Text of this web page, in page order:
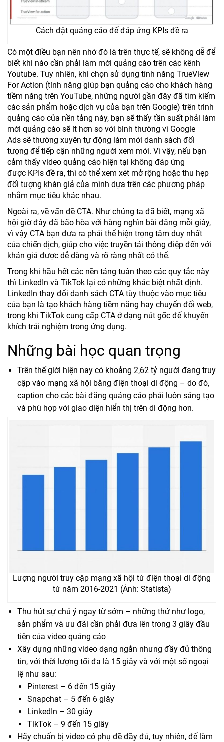
Cách đặt quảng cáo để đáp ứng KPIs đề ra
Có một điều bạn nên nhớ đó là trên thực tế, sẽ không dễ để
biết khi nào cần phải làm mới quảng cáo trên các kênh
Youtube. Tuy nhiên, khi chọn sử dụng tính năng TrueView
For Action (tính năng giúp bạn quảng cáo cho khách hàng
tiềm năng trên YouTube, những người gần đây đã tìm kiếm
các sản phẩm hoặc dịch vụ của bạn trên Google) trên trình
quảng cáo của nền tảng này, bạn sẽ thấy tần suất phải làm
mới quảng cáo sẽ ít hơn so với bình thường vì Google
Ads sẽ thường xuyên tự động làm mới danh sách đối
tượng để tiếp cận những người xem mới. Vì vậy, nếu bạn
cảm thấy video quảng cáo hiện tại không đáp ứng
được KPIs đề ra, thì có thể xem xét mở rộng hoặc thu hẹp
đối tượng khán giả của mình dựa trên các phương pháp
nhắm mục tiêu khác nhau.
Ngoài ra, về vấn đề CTA. Như chúng ta đã biết, mạng xã
hội giờ đây đã bão hòa với hàng nghìn bài đăng mỗi giây,
vì vậy CTA bạn đưa ra phải thể hiện trọng tâm duy nhất
của chiến dịch, giúp cho việc truyền tải thông điệp đến với
khán giả được dễ dàng và rõ ràng nhất có thể.
Trong khi hầu hết các nền tảng tuân theo các quy tắc này
thì LinkedIn và TikTok lại có những khác biệt nhất định.
LinkedIn thay đổi danh sách CTA tùy thuộc vào mục tiêu
của bạn là tạo khách hàng tiềm năng hay chuyển đổi web,
trong khi TikTok cung cấp CTA ở dạng nút gốc để khuyến
khích trải nghiệm trong ứng dụng.
Những bài học quan trọng
Trên thế giới hiện nay có khoảng 2,62 tỷ người đang truy
cập vào mạng xã hội bằng điện thoại di động – do đó,
caption cho các bài đăng quảng cáo phải luôn sáng tạo
và phù hợp với giao diện hiển thị trên di động hơn.
Lượng người truy cập mạng xã hội từ điện thoại di động
từ năm 2016-2021 (Ảnh: Statista)
Thu hút sự chú ý ngay từ sớm – những thứ như logo, ​​
sản phẩm và ưu đãi cần phải đưa lên trong 3 giây đầu
tiên của video quảng cáo
Xây dựng những video dạng ngắn nhưng đầy đủ thông
tin, với thời lượng tối đa là 15 giây và với một số ngoại
lệ như sau:
Pinterest – 6 đến 15 giây
Snapchat – 5 đến 6 giây
LinkedIn – 30 giây
TikTok – 9 đến 15 giây
Hãy chuẩn bị video có phụ đề đầy đủ, tuy nhiên, để làm